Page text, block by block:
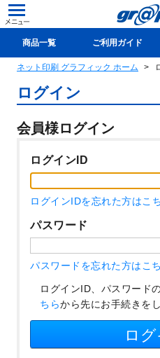
商品一覧 ご利用ガイド
新規会員登録(無料)
ネット印刷 グラフィック ホーム
ログイン
会員様ログイン
ログインID
ログインIDを忘れた方はこ
パスワード
パスワードを忘れた方はこ
ログインID、パスワード
ちらから先にお手続きを
ロ